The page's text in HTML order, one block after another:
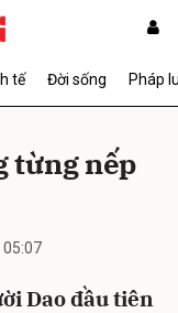
tế Đời sống Pháp
từng nếp
Dao đầu tiên